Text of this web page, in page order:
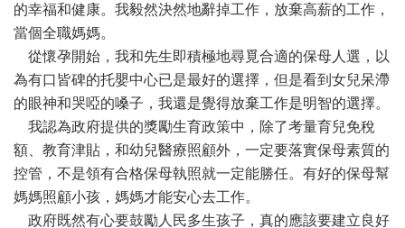
的幸福和健康。我毅然決然地辭掉工作，放棄高薪的工作，
當個全職媽媽。
從懷孕開始，我和先生即積極地尋覓合適的保母人選，以
為有口皆碑的托嬰中心已是最好的選擇，但是看到女兒呆滯
的眼神和哭啞的嗓子，我還是覺得放棄工作是明智的選擇。
我認為政府提供的獎勵生育政策中，除了考量育兒免稅
額、教育津貼，和幼兒醫療照顧外，一定要落實保母素質的
控管，不是領有合格保母執照就一定能勝任。有好的保母幫
媽媽照顧小孩，媽媽才能安心去工作。
政府既然有心要鼓勵人民多生孩子，真的應該要建立良好